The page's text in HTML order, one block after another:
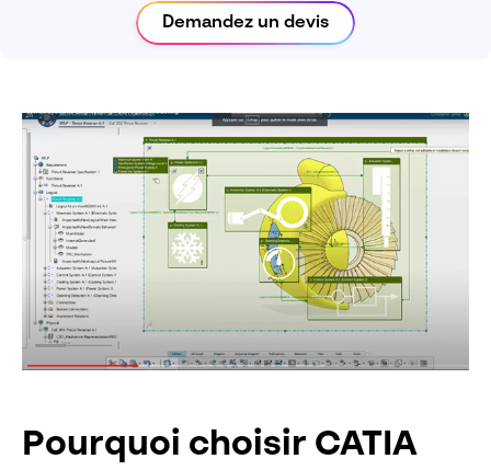
Demandez un devis
Pourquoi choisir CATIA